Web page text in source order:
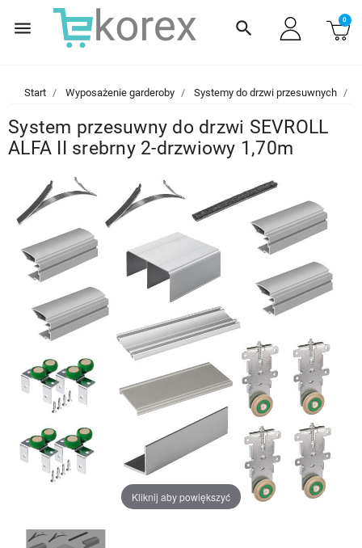
menu search 0
Start Wyposażenie garderoby Systemy do drzwi przesuwnych
System przesuwny do drzwi SEVROLL
ALFA II srebrny 2-drzwiowy 1,70m
Kliknij aby powiększyć